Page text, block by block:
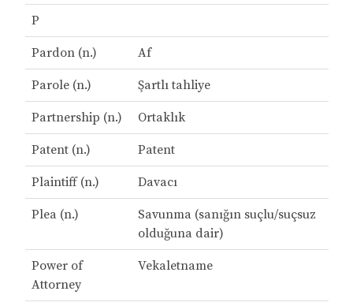
P
Pardon (n.) Af
Parole (n.) Şartlı tahliye
Partnership (n.) Ortaklık
Patent (n.) Patent
Plaintiff (n.) Davacı
Plea (n.)
Savunma (sanığın suçlu/suçsuz
olduğuna dair)
Power of
Attorney
Vekaletname